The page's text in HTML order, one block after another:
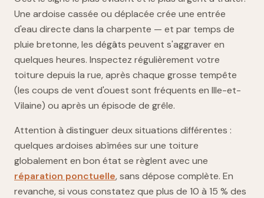
Une ardoise cassée ou déplacée crée une entrée
d'eau directe dans la charpente — et par temps de
pluie bretonne, les dégâts peuvent s'aggraver en
quelques heures. Inspectez régulièrement votre
toiture depuis la rue, après chaque grosse tempête
(les coups de vent d'ouest sont fréquents en Ille-et-
Vilaine) ou après un épisode de grêle.
Attention à distinguer deux situations différentes :
quelques ardoises abîmées sur une toiture
globalement en bon état se règlent avec une
réparation ponctuelle, sans dépose complète. En
revanche, si vous constatez que plus de 10 à 15 % des